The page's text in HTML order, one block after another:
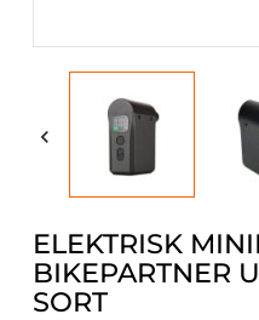

ELEKTRISK
BIKEPARTNER
SORT